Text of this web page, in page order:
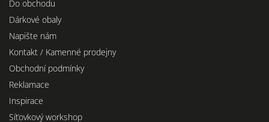
Do obchodu
Dárkové obaly
Napište nám
Kontakt / Kamenné prodejny
Obchodní podmínky
Reklamace
Inspirace
Síťovkový workshop